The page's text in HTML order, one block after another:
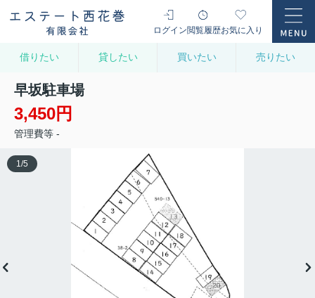
ログイン閲覧履歴お気に入り
借りたい 貸したい 買いたい 売りたい
早坂駐車場
3,450円
管理費等 -
1 /5